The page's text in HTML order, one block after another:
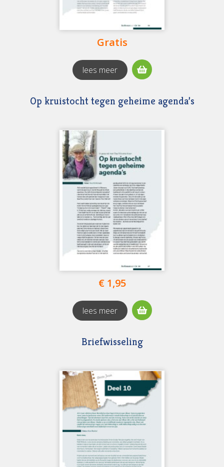
Gratis
lees meer
Op kruistocht tegen geheime agenda’s
€ 1,95
lees meer
Briefwisseling